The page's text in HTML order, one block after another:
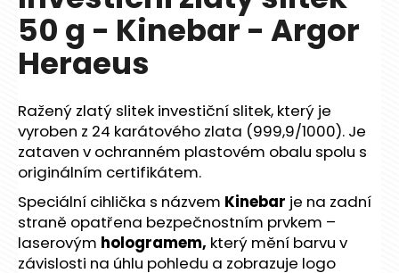
0,0
z
5
hvězdiček.
50 g - Kinebar - Argor
Heraeus
Ražený zlatý slitek investiční slitek, který je
vyroben z 24 karátového zlata (999,9/1000). Je
zataven v ochranném plastovém obalu spolu s
originálním certifikátem.
Speciální cihlička s názvem Kinebar je na zadní
straně opatřena bezpečnostním prvkem –
laserovým hologramem, který mění barvu v
závislosti na úhlu pohledu a zobrazuje logo
a
j
í
?
HLEDAT